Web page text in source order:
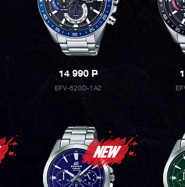
14 990P
EFV-620D-1A2